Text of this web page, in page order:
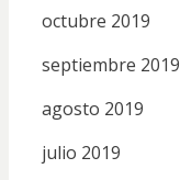
octubre 2019
septiembre 2019
agosto 2019
julio 2019